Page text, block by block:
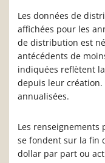
Les données de
affichées pour les
de distribution est
antécédents de
indiquées reflètent
depuis leur
annualisées.
Les
se fondent sur la fin
dollar par part ou